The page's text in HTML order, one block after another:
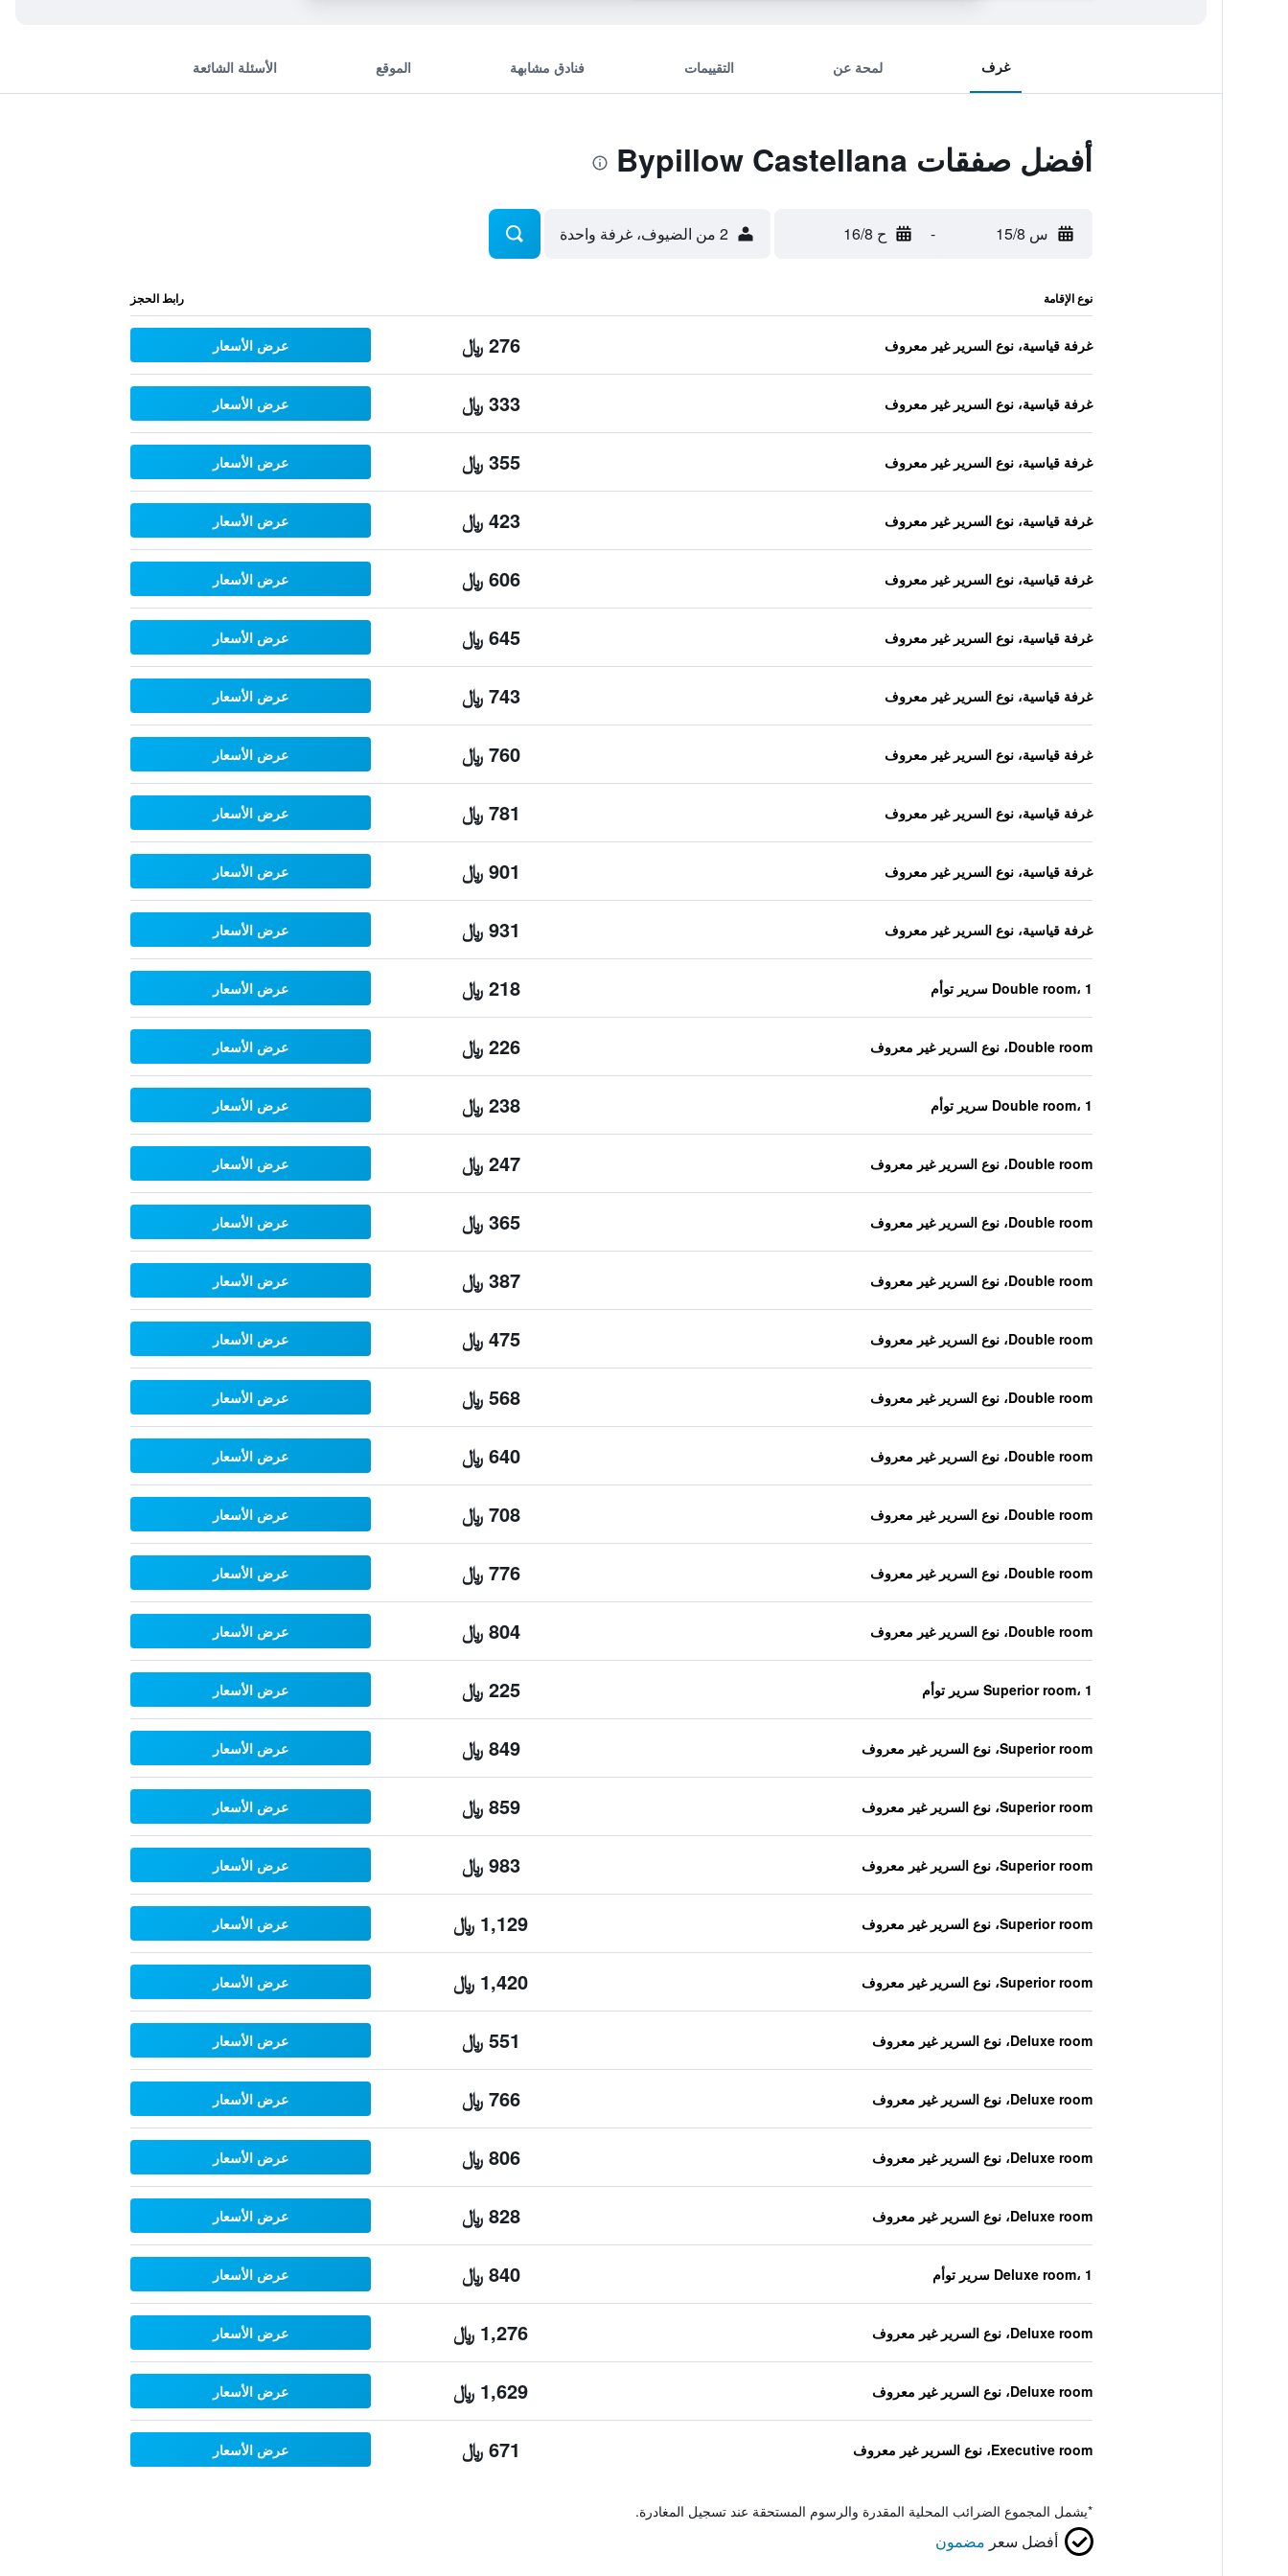
غرف لمحة عن التقييمات فنادق مشابهة الموقع الأسئلة الشائعة
أفضل صفقات Bypillow Castellana
س 15/8 - ح 16/8 2 من الضيوف، غرفة واحدة
نوع الإقامة رابط الحجز
غرفة قياسية، نوع السرير غير معروف 276 ﷼ عرض الأسعار
غرفة قياسية، نوع السرير غير معروف 333 ﷼ عرض الأسعار
غرفة قياسية، نوع السرير غير معروف 355 ﷼ عرض الأسعار
غرفة قياسية، نوع السرير غير معروف 423 ﷼ عرض الأسعار
غرفة قياسية، نوع السرير غير معروف 606 ﷼ عرض الأسعار
غرفة قياسية، نوع السرير غير معروف 645 ﷼ عرض الأسعار
غرفة قياسية، نوع السرير غير معروف 743 ﷼ عرض الأسعار
غرفة قياسية، نوع السرير غير معروف 760 ﷼ عرض الأسعار
غرفة قياسية، نوع السرير غير معروف 781 ﷼ عرض الأسعار
غرفة قياسية، نوع السرير غير معروف 901 ﷼ عرض الأسعار
غرفة قياسية، نوع السرير غير معروف 931 ﷼ عرض الأسعار
Double room، 1 سرير توأم 218 ﷼ عرض الأسعار
Double room، نوع السرير غير معروف 226 ﷼ عرض الأسعار
Double room، 1 سرير توأم 238 ﷼ عرض الأسعار
Double room، نوع السرير غير معروف 247 ﷼ عرض الأسعار
Double room، نوع السرير غير معروف 365 ﷼ عرض الأسعار
Double room، نوع السرير غير معروف 387 ﷼ عرض الأسعار
Double room، نوع السرير غير معروف 475 ﷼ عرض الأسعار
Double room، نوع السرير غير معروف 568 ﷼ عرض الأسعار
Double room، نوع السرير غير معروف 640 ﷼ عرض الأسعار
Double room، نوع السرير غير معروف 708 ﷼ عرض الأسعار
Double room، نوع السرير غير معروف 776 ﷼ عرض الأسعار
Double room، نوع السرير غير معروف 804 ﷼ عرض الأسعار
Superior room، 1 سرير توأم 225 ﷼ عرض الأسعار
Superior room، نوع السرير غير معروف 849 ﷼ عرض الأسعار
Superior room، نوع السرير غير معروف 859 ﷼ عرض الأسعار
Superior room، نوع السرير غير معروف 983 ﷼ عرض الأسعار
Superior room، نوع السرير غير معروف 1,129 ﷼ عرض الأسعار
Superior room، نوع السرير غير معروف 1,420 ﷼ عرض الأسعار
Deluxe room، نوع السرير غير معروف 551 ﷼ عرض الأسعار
Deluxe room، نوع السرير غير معروف 766 ﷼ عرض الأسعار
Deluxe room، نوع السرير غير معروف 806 ﷼ عرض الأسعار
Deluxe room، نوع السرير غير معروف 828 ﷼ عرض الأسعار
Deluxe room، 1 سرير توأم 840 ﷼ عرض الأسعار
Deluxe room، نوع السرير غير معروف 1,276 ﷼ عرض الأسعار
Deluxe room، نوع السرير غير معروف 1,629 ﷼ عرض الأسعار
Executive room، نوع السرير غير معروف 671 ﷼ عرض الأسعار
*يشمل المجموع الضرائب المحلية المقدرة والرسوم المستحقة عند تسجيل المغادرة.
أفضل سعر مضمون